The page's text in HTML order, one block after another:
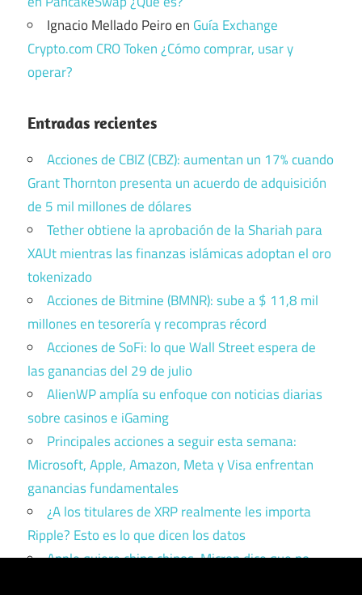
Ignacio Mellado Peiroen Guía Exchange
Crypto.com CRO Token ¿Cómo comprar, usar y
operar?
Entradas recientes
Acciones de CBIZ (CBZ): aumentan un 17% cuando
Grant Thornton presenta un acuerdo de adquisición
de 5 mil millones de dólares
Tether obtiene la aprobación de la Shariah para
XAUt mientras las finanzas islámicas adoptan el oro
tokenizado
Acciones de Bitmine (BMNR): sube a $ 11,8 mil
millones en tesorería y recompras récord
Acciones de SoFi: lo que Wall Street espera de
las ganancias del 29 de julio
AlienWP amplía su enfoque con noticias diarias
sobre casinos e iGaming
Principales acciones a seguir esta semana:
Microsoft, Apple, Amazon, Meta y Visa enfrentan
ganancias fundamentales
¿A los titulares de XRP realmente les importa
Ripple? Esto es lo que dicen los datos
Apple quiere chips chinos. Micron dice que no.